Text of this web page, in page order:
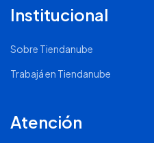
Institucional
Sobre Tiendanube
Trabajá en Tiendanube
Atención